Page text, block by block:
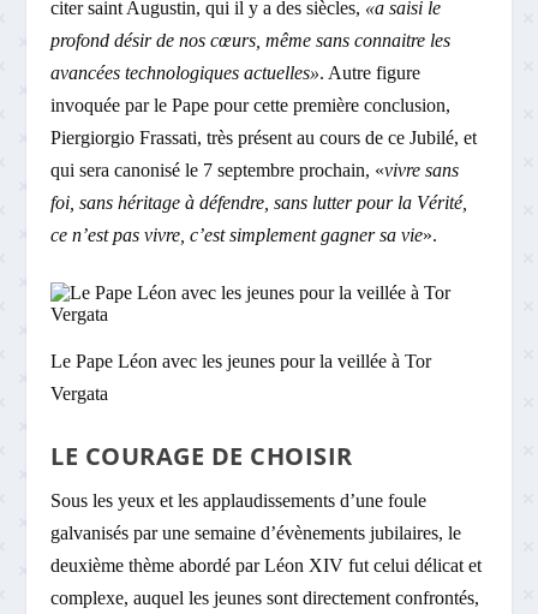
citer saint Augustin, qui il y a des siècles, «a saisi le
profond désir de nos cœurs, même sans connaitre les
avancées technologiques actuelles». Autre figure
invoquée par le Pape pour cette première conclusion,
Piergiorgio Frassati, très présent au cours de ce Jubilé, et
qui sera canonisé le 7 septembre prochain, «vivre sans
foi, sans héritage à défendre, sans lutter pour la Vérité,
ce n’est pas vivre, c’est simplement gagner sa vie».
Le Pape Léon avec les jeunes pour la veillée à Tor
Vergata
LE COURAGE DE CHOISIR
Sous les yeux et les applaudissements d’une foule
galvanisés par une semaine d’évènements jubilaires, le
deuxième thème abordé par Léon XIV fut celui délicat et
complexe, auquel les jeunes sont directement confrontés,